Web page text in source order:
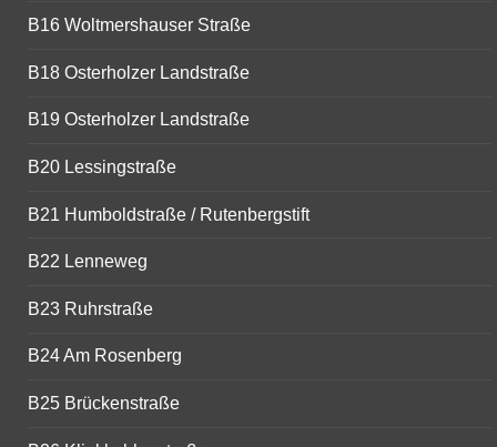
B16 Woltmershauser Straße
B18 Osterholzer Landstraße
B19 Osterholzer Landstraße
B20 Lessingstraße
B21 Humboldstraße / Rutenbergstift
B22 Lenneweg
B23 Ruhrstraße
B24 Am Rosenberg
B25 Brückenstraße